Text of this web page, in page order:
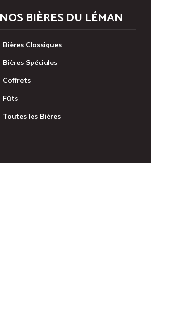
NOS BIÈRES DU LÉMAN
Bières Classiques
Bières Spéciales
Coffrets
Fûts
Toutes les Bières